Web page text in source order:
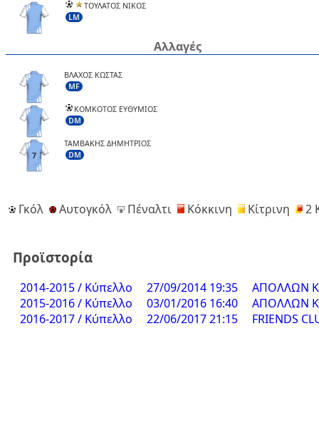
ΤΟΥΛΑΤΟΣ ΝΙΚΟΣ
LM
Αλλαγές
ΒΛΑΧΟΣ ΚΩΣΤΑΣ
MF
ΚΟΜΚΟΤΟΣ ΕΥΘΥΜΙΟΣ
DM
7
ΤΑΜΒΑΚΗΣ ΔΗΜΗΤΡΙΟΣ
DM
Γκόλ Αυτογκόλ Πέναλτι Κόκκινη Κίτρινη 2
Προϊστορία
2014-2015 / Κύπελλο 27/09/2014 19:35
ΑΠΟΛΛΩΝ
2015-2016 / Κύπελλο
03/01/2016 16:40
ΑΠΟΛΛΩΝ
2016-2017 / Κύπελλο
22/06/2017 21:15 FRIENDS